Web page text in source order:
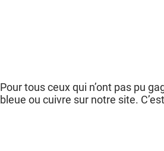
Pour tous ceux qui n’ont pas pu
bleue ou cuivre sur notre site.